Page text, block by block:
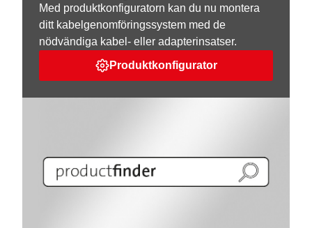
Med produktkonfiguratorn kan du nu montera
ditt kabelgenomföringssystem med de
nödvändiga kabel- eller adapterinsatser.
Produktkonfigurator